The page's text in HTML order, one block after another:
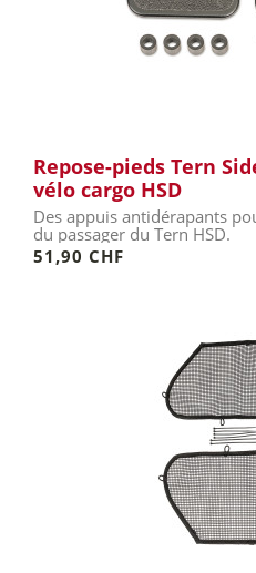
Repose-pieds Tern
vélo cargo HSD
Des appuis antidérapants
du passager du Tern HSD.
51,90 CHF